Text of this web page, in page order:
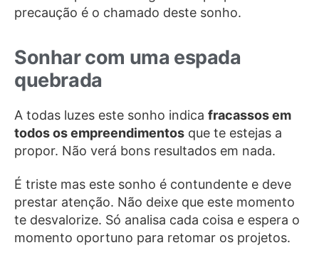
precaução é o chamado deste sonho.
Sonhar com uma espada
quebrada
A todas luzes este sonho indica fracassos em
todos os empreendimentos que te estejas a
propor. Não verá bons resultados em nada.
É triste mas este sonho é contundente e deve
prestar atenção. Não deixe que este momento
te desvalorize. Só analisa cada coisa e espera o
momento oportuno para retomar os projetos.